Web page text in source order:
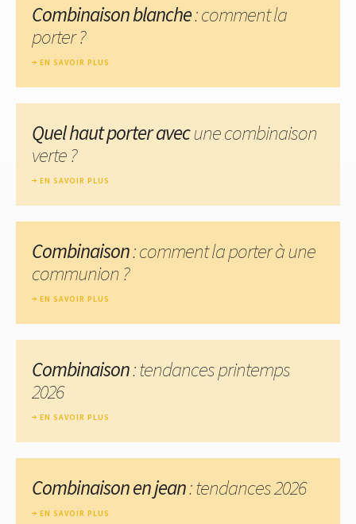
Combinaison blanche: comment la
porter ?
EN SAVOIR PLUS
Quel haut porter avecune combinaison
verte ?
EN SAVOIR PLUS
Combinaison: comment la porter à une
communion ?
EN SAVOIR PLUS
Combinaison: tendances printemps
2026
EN SAVOIR PLUS
Combinaison en jean: tendances 2026
EN SAVOIR PLUS